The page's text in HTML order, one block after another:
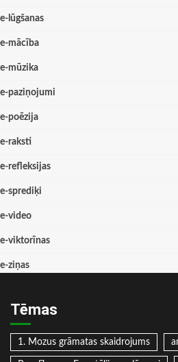
e-lūgšanas
e-mācība
e-mūzika
e-paziņojumi
e-poēzija
e-raksti
e-refleksijas
e-sprediķi
e-video
e-viktorīnas
e-ziņas
Tēmas
1. Mozus grāmatas skaidrojums